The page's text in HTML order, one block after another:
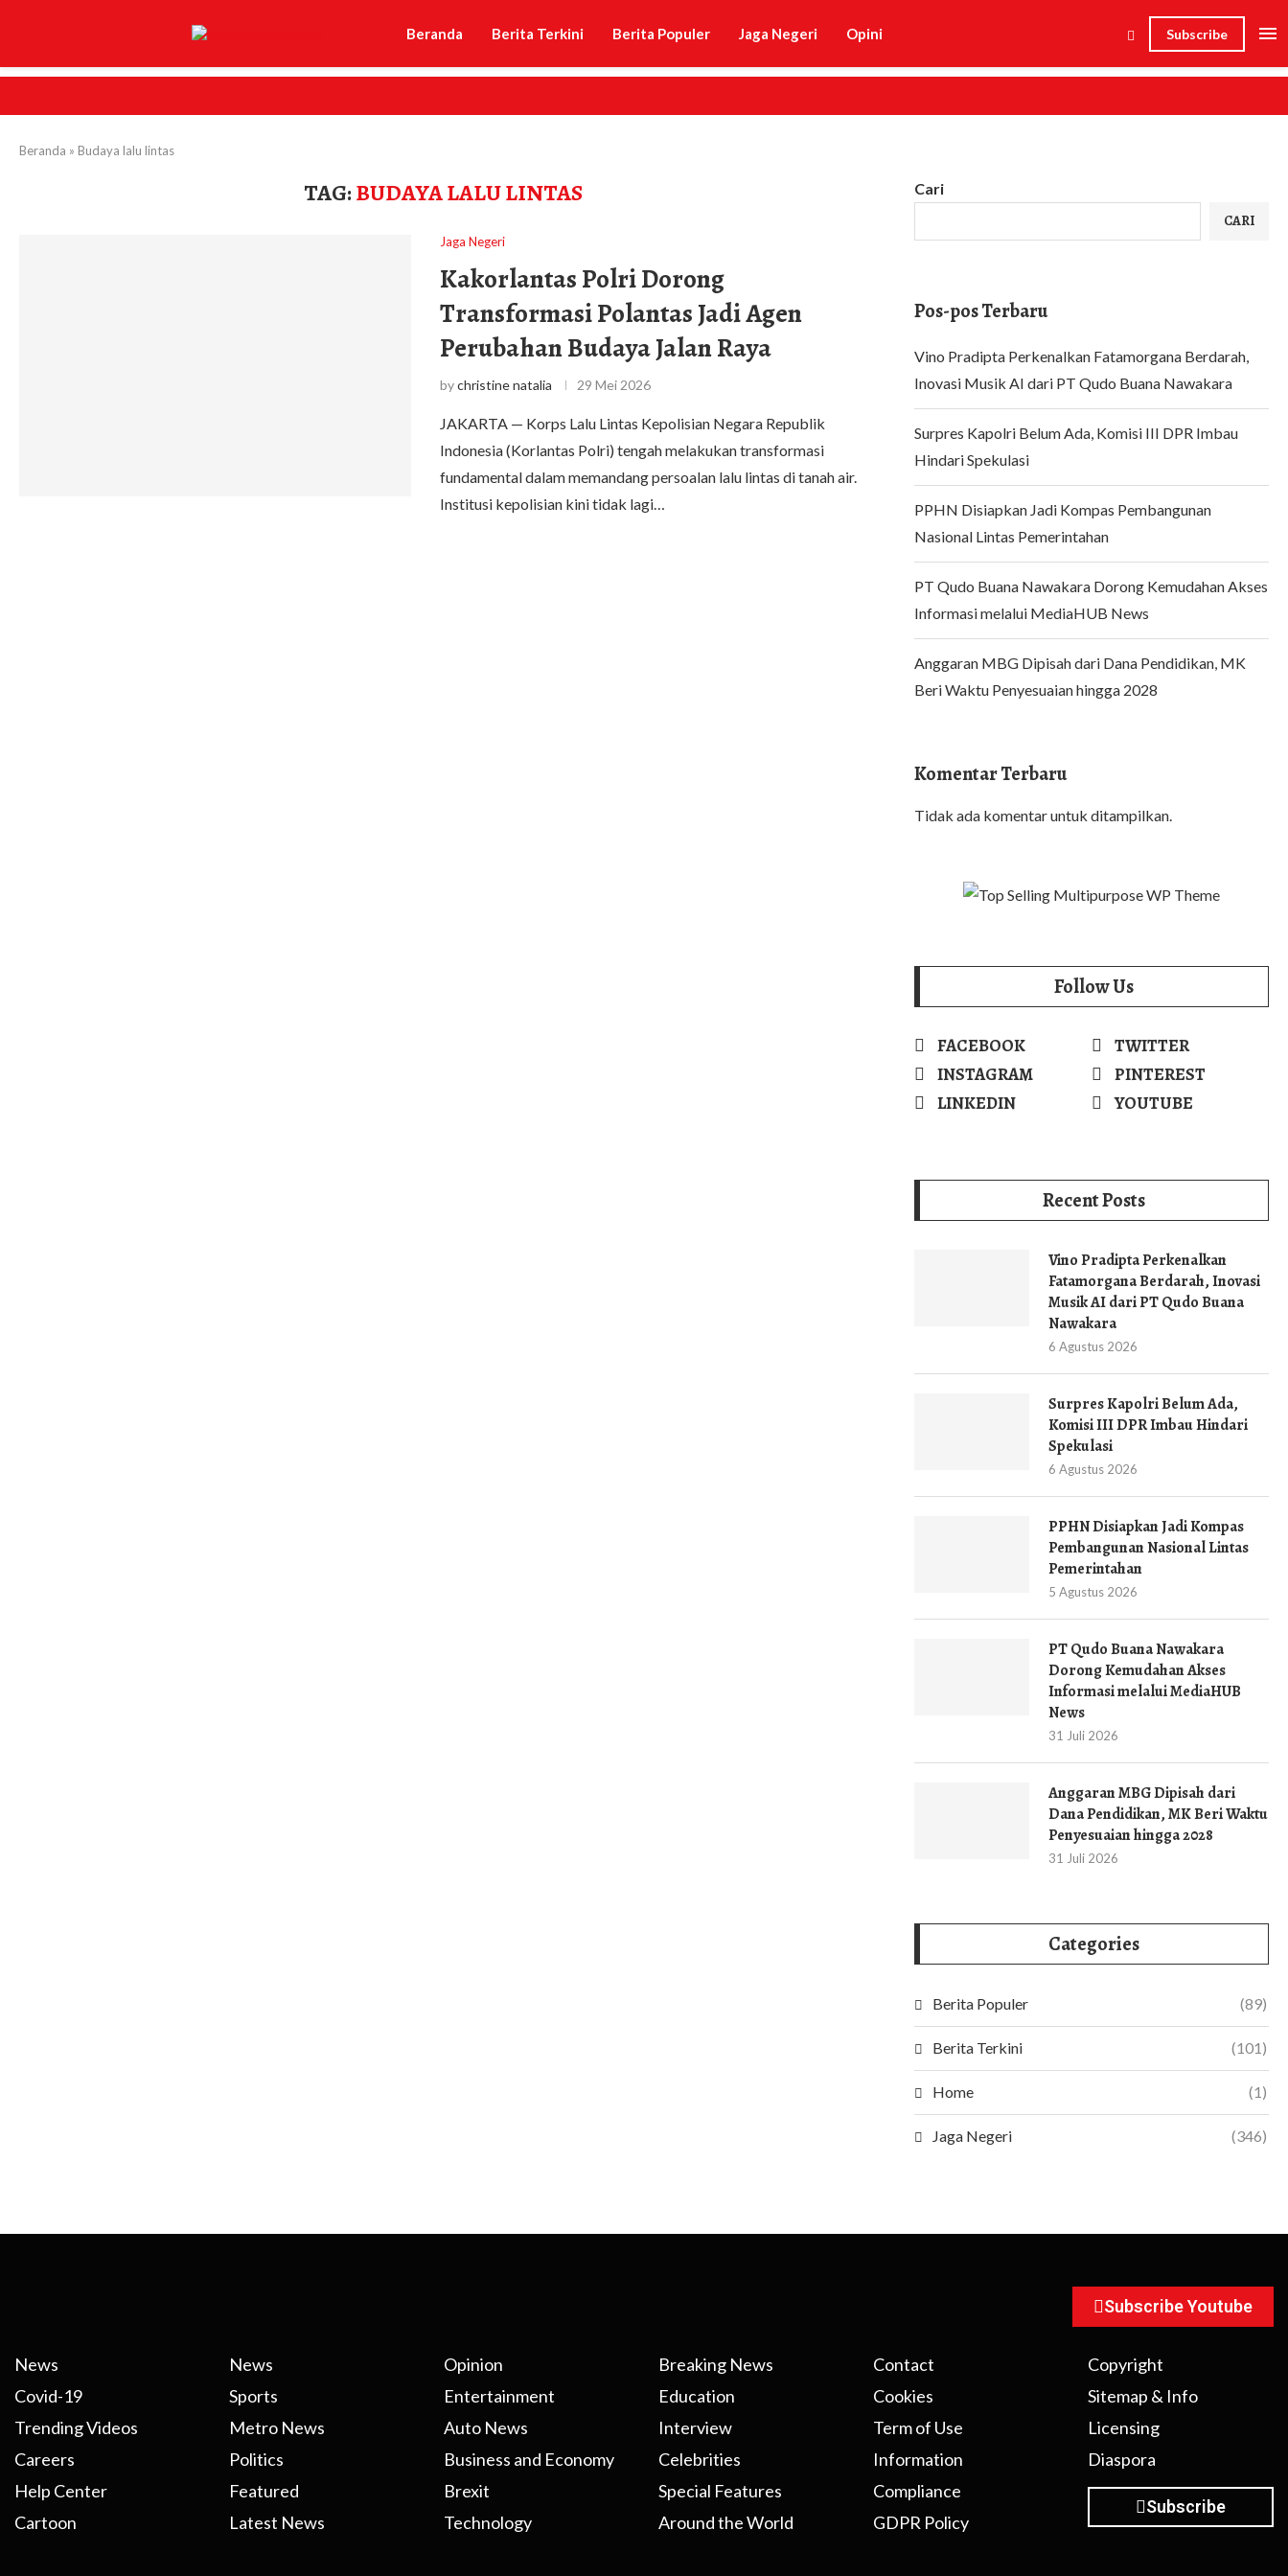
Beranda Berita Terkini Berita Populer Jaga Negeri Opini Subscribe
Beranda » Budaya lalu lintas
TAG:BUDAYA LALU LINTAS
Jaga Negeri
Kakorlantas Polri Dorong
Transformasi Polantas Jadi Agen
Perubahan Budaya Jalan Raya
bychristine natalia 29 Mei 2026
JAKARTA — Korps Lalu Lintas Kepolisian Negara Republik
Indonesia (Korlantas Polri) tengah melakukan transformasi
fundamental dalam memandang persoalan lalu lintas di tanah air.
Institusi kepolisian kini tidak lagi…
Cari
CARI
Pos-pos Terbaru
Vino Pradipta Perkenalkan Fatamorgana Berdarah,
Inovasi Musik AI dari PT Qudo Buana Nawakara
Surpres Kapolri Belum Ada, Komisi III DPR Imbau
Hindari Spekulasi
PPHN Disiapkan Jadi Kompas Pembangunan
Nasional Lintas Pemerintahan
PT Qudo Buana Nawakara Dorong Kemudahan Akses
Informasi melalui MediaHUB News
Anggaran MBG Dipisah dari Dana Pendidikan, MK
Beri Waktu Penyesuaian hingga 2028
Komentar Terbaru
Tidak ada komentar untuk ditampilkan.
Follow Us
FACEBOOK
TWITTER
INSTAGRAM
PINTEREST
LINKEDIN
YOUTUBE
Recent Posts
Vino Pradipta Perkenalkan
Fatamorgana Berdarah, Inovasi
Musik AI dari PT Qudo Buana
Nawakara
6 Agustus 2026
Surpres Kapolri Belum Ada,
Komisi III DPR Imbau Hindari
Spekulasi
6 Agustus 2026
PPHN Disiapkan Jadi Kompas
Pembangunan Nasional Lintas
Pemerintahan
5 Agustus 2026
PT Qudo Buana Nawakara
Dorong Kemudahan Akses
Informasi melalui MediaHUB
News
31 Juli 2026
Anggaran MBG Dipisah dari
Dana Pendidikan, MK Beri Waktu
Penyesuaian hingga 2028
31 Juli 2026
Categories
Berita Populer (89)
Berita Terkini (101)
Home (1)
Jaga Negeri (346)
Subscribe Youtube
News
Covid-19
Trending Videos
Careers
Help Center
Cartoon
News
Sports
Metro News
Politics
Featured
Latest News
Opinion
Entertainment
Auto News
Business and Economy
Brexit
Technology
Breaking News
Education
Interview
Celebrities
Special Features
Around the World
Contact
Cookies
Term of Use
Information
Compliance
GDPR Policy
Copyright
Sitemap & Info
Licensing
Diaspora
Subscribe